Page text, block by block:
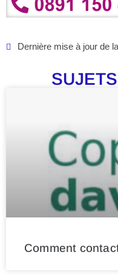
Dernière mise à jour de
Comment